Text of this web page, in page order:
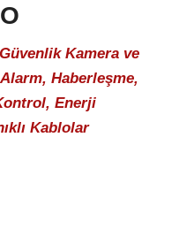
Kamera ve
Haberleşme,
Enerji
Kablolar